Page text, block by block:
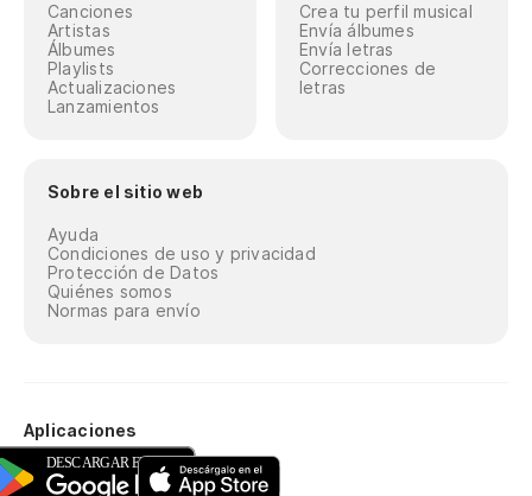
Canciones
Artistas
Álbumes
Playlists
Actualizaciones
Lanzamientos
Crea tu perfil musical
Envía álbumes
Envía letras
Correcciones de
letras
Sobre el sitio web
Ayuda
Condiciones de uso y privacidad
Protección de Datos
Quiénes somos
Normas para envío
Aplicaciones